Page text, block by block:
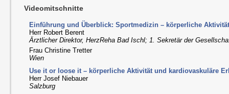
Videomitschnitte
Einführung und Überblick: Sportmedizin – körperliche
Herr Robert Berent
Ärztlicher Direktor, HerzReha Bad Ischl; 1. Sekretär der
Frau Christine Tretter
Wien
Use it or loose it – körperliche Aktivität und kardiovaskuläre
Herr Josef Niebauer
Salzburg